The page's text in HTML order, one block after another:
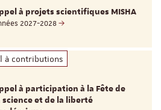
à projets scientifiques MISHA
2027-2028
à contributions
à participation à la Fête de
science et de la liberté